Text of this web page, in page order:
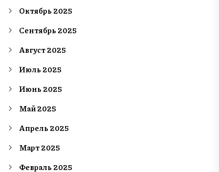
Октябрь 2025
Сентябрь 2025
Август 2025
Июль 2025
Июнь 2025
Май 2025
Апрель 2025
Март 2025
Февраль 2025